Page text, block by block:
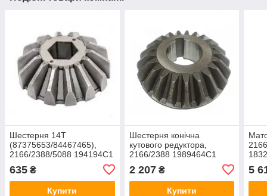
Шестерня 14T
(87375653/84467465),
2166/2388/5088 194194C1
635 ₴
Купити
Шестерня конічна
кутового редуктора,
2166/2388 1989464C1
2 207₴
Купити
5